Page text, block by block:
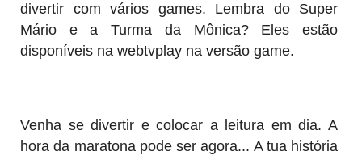
divertir com vários games. Lembra do Super
Mário e a Turma da Mônica? Eles estão
disponíveis na webtvplay na versão game.
Venha se divertir e colocar a leitura em dia. A
hora da maratona pode ser agora... A tua história